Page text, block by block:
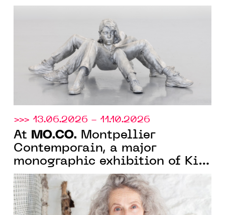
fleur de peau”, a collection
exhibition on monstrosity
>>> 13.06.2026 - 11.10.2026
At MO.CO. Montpellier
Contemporain, a major
monographic exhibition of Kiki
Smith celebrating 40 years of
artistic practice